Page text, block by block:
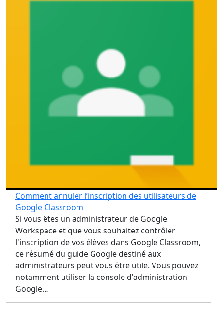
Comment annuler l’inscription des utilisateurs de
Google Classroom
Si vous êtes un administrateur de Google
Workspace et que vous souhaitez contrôler
l'inscription de vos élèves dans Google Classroom,
ce résumé du guide Google destiné aux
administrateurs peut vous être utile. Vous pouvez
notamment utiliser la console d'administration
Google…